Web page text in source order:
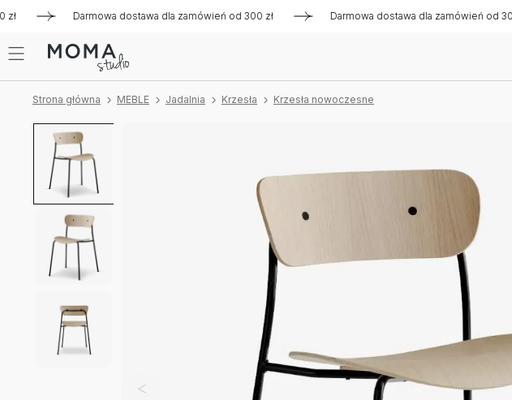
Darmowa dostawa dla zamówień od 300 zł Darmowa dostawa dla zamówień od 300 zł
Strona główna MEBLE Jadalnia Krzesła Krzesła nowoczesne